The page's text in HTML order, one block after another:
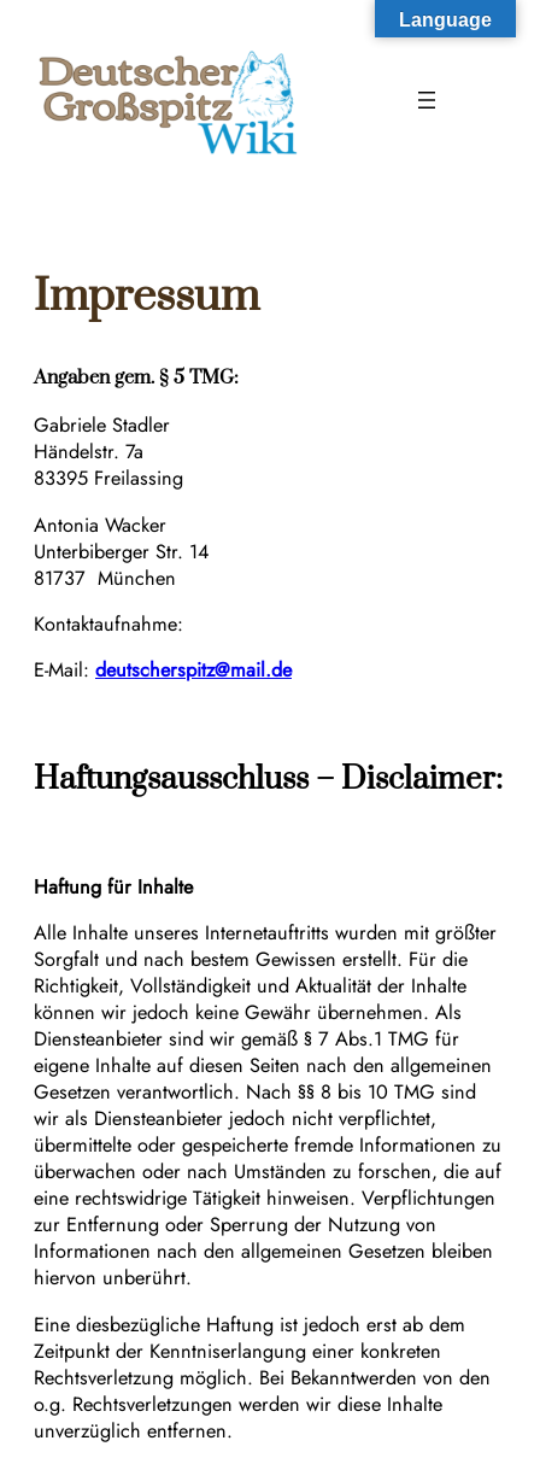
springen
Impressum
Angaben gem. § 5 TMG:
​Gabriele Stadler
Händelstr. 7a
83395 Freilassing
​Antonia Wacker
Unterbiberger Str. 14
81737 München
Kontaktaufnahme:
E-Mail: deutscherspitz@mail.de
Haftungsausschluss – Disclaimer:
Haftung für Inhalte
Alle Inhalte unseres Internetauftritts wurden mit größter
Sorgfalt und nach bestem Gewissen erstellt. Für die
Richtigkeit, Vollständigkeit und Aktualität der Inhalte
können wir jedoch keine Gewähr übernehmen. Als
Diensteanbieter sind wir gemäß § 7 Abs.1 TMG für
eigene Inhalte auf diesen Seiten nach den allgemeinen
Gesetzen verantwortlich. Nach §§ 8 bis 10 TMG sind
wir als Diensteanbieter jedoch nicht verpflichtet,
übermittelte oder gespeicherte fremde Informationen zu
überwachen oder nach Umständen zu forschen, die auf
eine rechtswidrige Tätigkeit hinweisen. Verpflichtungen
zur Entfernung oder Sperrung der Nutzung von
Informationen nach den allgemeinen Gesetzen bleiben
hiervon unberührt.
Eine diesbezügliche Haftung ist jedoch erst ab dem
Zeitpunkt der Kenntniserlangung einer konkreten
Rechtsverletzung möglich. Bei Bekanntwerden von den
o.g. Rechtsverletzungen werden wir diese Inhalte
unverzüglich entfernen.
Language